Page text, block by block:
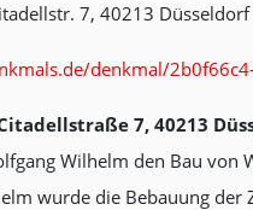
7, 40213 Düsseldorf
denkmal/
7, 40213
Wilhelm den Bau
wurde die Bebauung